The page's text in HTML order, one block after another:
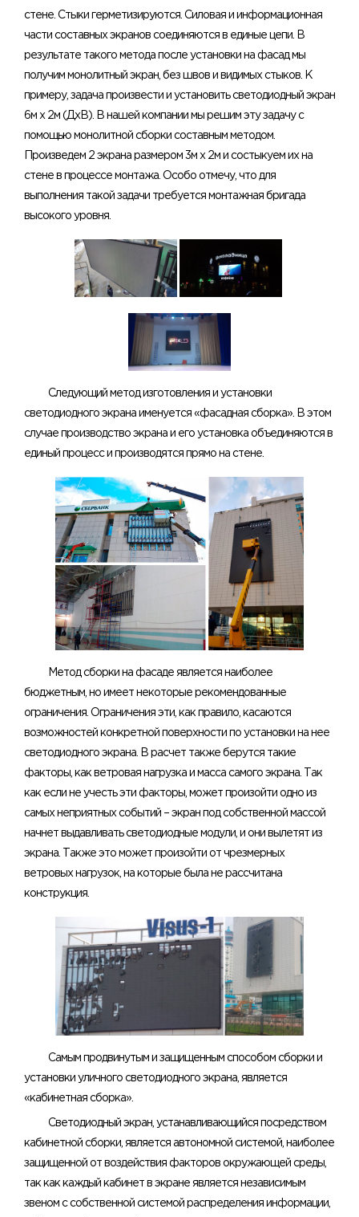
стене. Стыки герметизируются. Силовая и информационная
части составных экранов соединяются в единые цепи. В
результате такого метода после установки на фасад мы
получим монолитный экран, без швов и видимых стыков. К
примеру, задача произвести и установить светодиодный экран
6м х 2м (ДхВ). В нашей компании мы решим эту задачу с
помощью монолитной сборки составным методом.
Произведем 2 экрана размером 3м х 2м и состыкуем их на
стене в процессе монтажа. Особо отмечу, что для
выполнения такой задачи требуется монтажная бригада
высокого уровня.
Следующий метод изготовления и установки
светодиодного экрана именуется «фасадная сборка». В этом
случае производство экрана и его установка объединяются в
единый процесс и производятся прямо на стене.
Метод сборки на фасаде является наиболее
бюджетным, но имеет некоторые рекомендованные
ограничения. Ограничения эти, как правило, касаются
возможностей конкретной поверхности по установки на нее
светодиодного экрана. В расчет также берутся такие
факторы, как ветровая нагрузка и масса самого экрана. Так
как если не учесть эти факторы, может произойти одно из
самых неприятных событий – экран под собственной массой
начнет выдавливать светодиодные модули, и они вылетят из
экрана. Также это может произойти от чрезмерных
ветровых нагрузок, на которые была не рассчитана
конструкция.
Самым продвинутым и защищенным способом сборки и
установки уличного светодиодного экрана, является
«кабинетная сборка».
Светодиодный экран, устанавливающийся посредством
кабинетной сборки, является автономной системой, наиболее
защищенной от воздействия факторов окружающей среды,
так как каждый кабинет в экране является независимым
звеном с собственной системой распределения информации,